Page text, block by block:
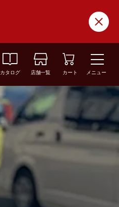
カタログ 店舗一覧 カート メニュー